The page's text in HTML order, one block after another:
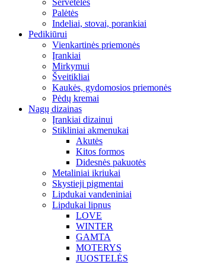
Servetėlės
Palėtės
Indeliai, stovai, porankiai
Pedikiūrui
Vienkartinės priemonės
Įrankiai
Mirkymui
Šveitikliai
Kaukės, gydomosios priemonės
Pėdų kremai
Nagų dizainas
Įrankiai dizainui
Stikliniai akmenukai
Akutės
Kitos formos
Didesnės pakuotės
Metaliniai ikriukai
Skystieji pigmentai
Lipdukai vandeniniai
Lipdukai lipnus
LOVE
WINTER
GAMTA
MOTERYS
JUOSTELĖS